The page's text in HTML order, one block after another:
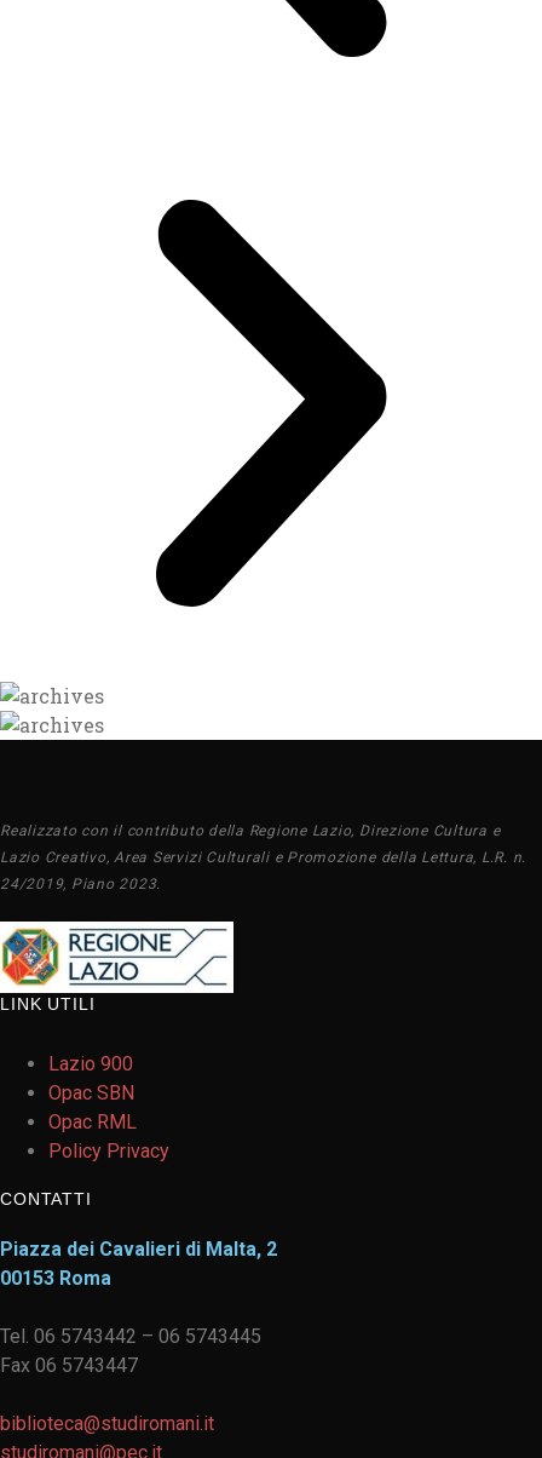
Realizzato con il contributo della Regione Lazio, Direzione Cultura e
Lazio Creativo, Area Servizi Culturali e Promozione della Lettura, L.R. n.
24/2019, Piano 2023.
LINK UTILI
Lazio 900
Opac SBN
Opac RML
Policy Privacy
CONTATTI
Piazza dei Cavalieri di Malta, 2
00153 Roma
Tel. 06 5743442 – 06 5743445
Fax 06 5743447
biblioteca@studiromani.it
studiromani@pec.it